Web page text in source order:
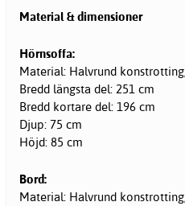
Material & dimensioner
Hörnsoffa:
Material: Halvrund
Bredd längsta del: 251 cm
Bredd kortare del: 196 cm
Djup: 75 cm
Höjd: 85 cm
Bord:
Material: Halvrund